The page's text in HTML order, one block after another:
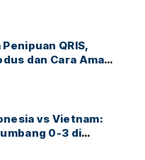
QRIS,
dan Cara Aman
vs Vietnam:
0-3 di